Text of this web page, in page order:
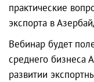
практические
экспорта в
Вебинар будет
среднего бизнеса
развитии